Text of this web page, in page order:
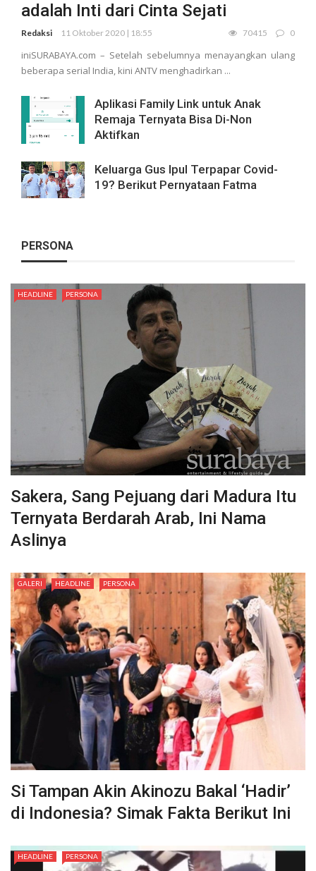
adalah Inti dari Cinta Sejati
Redaksi 11 Oktober 2020 | 18:55 70415 0
iniSURABAYA.com – Setelah sebelumnya menayangkan ulang
beberapa serial India, kini ANTV menghadirkan ...
Aplikasi Family Link untuk Anak
Remaja Ternyata Bisa Di-Non
Aktifkan
Keluarga Gus Ipul Terpapar Covid-
19? Berikut Pernyataan Fatma
PERSONA
HEADLINE PERSONA
Sakera, Sang Pejuang dari Madura Itu
Ternyata Berdarah Arab, Ini Nama
Aslinya
GALERI HEADLINE PERSONA
Si Tampan Akin Akinozu Bakal ‘Hadir’
di Indonesia? Simak Fakta Berikut Ini
HEADLINE PERSONA